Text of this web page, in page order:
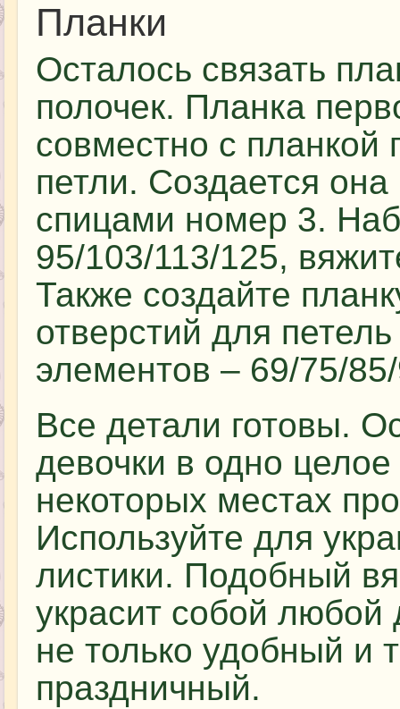
Планки
Осталось связать
полочек. Планка
совместно с планкой
петли. Создается
спицами номер 3.
95/103/113/125,
Также создайте
отверстий для
элементов – 69/75/
Все детали готовы.
девочки в одно
некоторых местах
Используйте для
листики. Подобный
украсит собой любой
не только удобный и
праздничный.